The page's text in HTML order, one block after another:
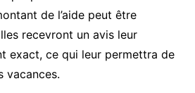
de l’aide peut être
recevront un avis leur
exact, ce qui leur permettra de
vacances.